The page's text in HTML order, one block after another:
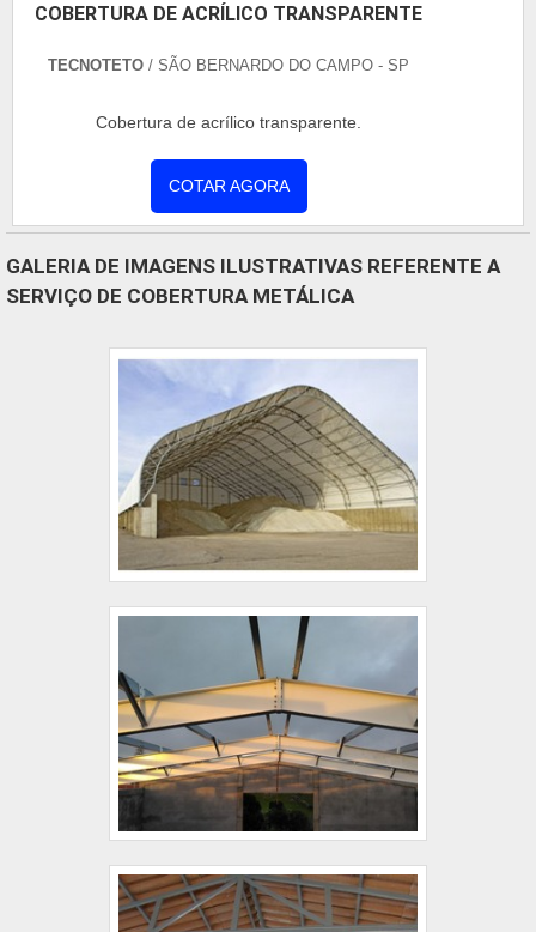
COBERTURA DE ACRÍLICO TRANSPARENTE
TECNOTETO / SÃO BERNARDO DO CAMPO - SP
Cobertura de acrílico transparente.
COTAR AGORA
GALERIA DE IMAGENS ILUSTRATIVAS REFERENTE A
SERVIÇO DE COBERTURA METÁLICA